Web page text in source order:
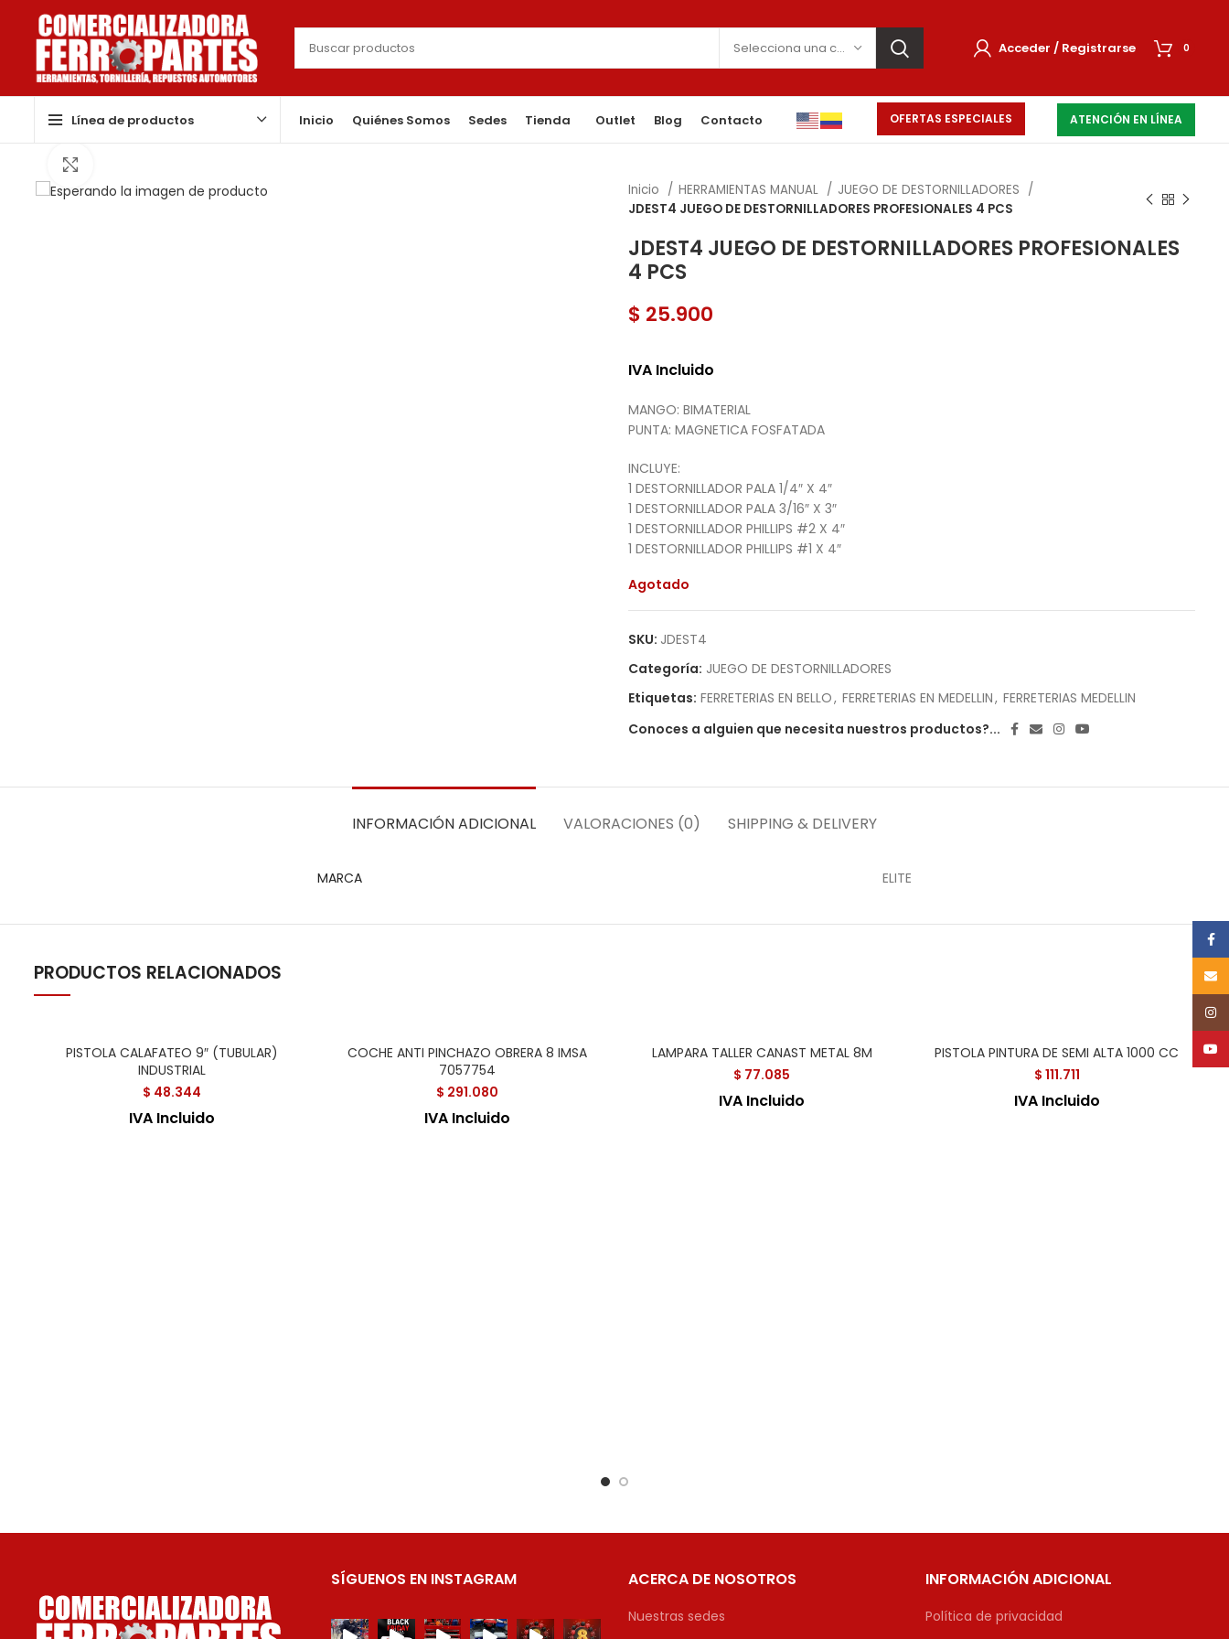
Selecciona una categoría Acceder / Registrarse 0
Línea de productos Inicio Quiénes Somos Sedes Tienda Outlet Blog Contacto OFERTAS ESPECIALES ATENCIÓN EN LÍNEA
Inicio
HERRAMIENTAS MANUAL
JUEGO DE DESTORNILLADORES
JDEST4 JUEGO DE DESTORNILLADORES PROFESIONALES 4 PCS
JDEST4 JUEGO DE DESTORNILLADORES PROFESIONALES
4 PCS
$ 25.900
IVA Incluido
MANGO: BIMATERIAL
PUNTA: MAGNETICA FOSFATADA
INCLUYE:
1 DESTORNILLADOR PALA 1/4″ X 4″
1 DESTORNILLADOR PALA 3/16″ X 3″
1 DESTORNILLADOR PHILLIPS #2 X 4″
1 DESTORNILLADOR PHILLIPS #1 X 4″
Agotado
SKU: JDEST4
Categoría: JUEGO DE DESTORNILLADORES
Etiquetas: FERRETERIAS EN BELLO, FERRETERIAS EN MEDELLIN, FERRETERIAS MEDELLIN
Conoces a alguien que necesita nuestros productos?...
INFORMACIÓN ADICIONAL VALORACIONES (0) SHIPPING & DELIVERY
MARCA ELITE
PRODUCTOS RELACIONADOS
PISTOLA CALAFATEO 9″ (TUBULAR)
INDUSTRIAL
$ 48.344
IVA Incluido
COCHE ANTI PINCHAZO OBRERA 8 IMSA
7057754
$ 291.080
IVA Incluido
LAMPARA TALLER CANAST METAL 8M
$ 77.085
IVA Incluido
PISTOLA PINTURA DE SEMI ALTA 1000 CC
$ 111.711
IVA Incluido
SÍGUENOS EN INSTAGRAM ACERCA DE NOSOTROS
Nuestras sedes
INFORMACIÓN ADICIONAL
Política de privacidad
Email